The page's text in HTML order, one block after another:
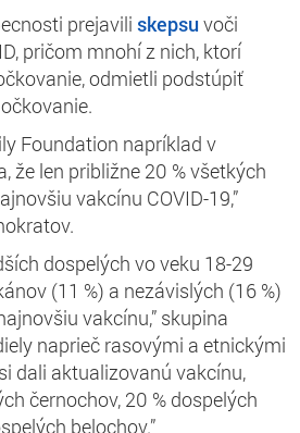
prejavili skepsu voči
pričom mnohí z nich, ktorí
odmietli podstúpiť
Foundation napríklad v
že len približne 20 % všetkých
vakcínu COVID-19,”
dospelých vo veku 18-29
(11 %) a nezávislých (16 %)
vakcínu,” skupina
naprieč rasovými a etnickými
dali aktualizovanú vakcínu,
černochov, 20 % dospelých
belochov.”